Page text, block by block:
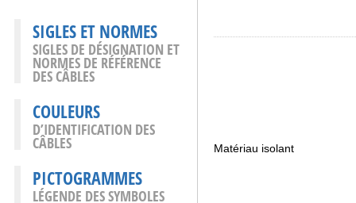
SIGLES ET NORMES
SIGLES DE DÉSIGNATION ET
NORMES DE RÉFÉRENCE
DES CÂBLES
COULEURS
D’IDENTIFICATION DES
CÂBLES
PICTOGRAMMES
LÉGENDE DES SYMBOLES
Matériau isolant